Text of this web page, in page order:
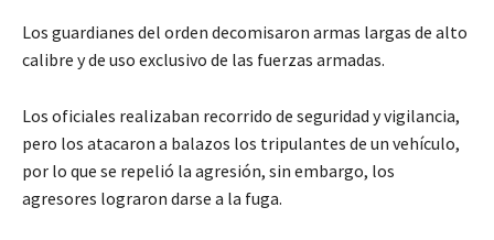
Los guardianes del orden decomisaron armas largas de alto
calibre y de uso exclusivo de las fuerzas armadas.
Los oficiales realizaban recorrido de seguridad y vigilancia,
pero los atacaron a balazos los tripulantes de un vehículo,
por lo que se repelió la agresión, sin embargo, los
agresores lograron darse a la fuga.